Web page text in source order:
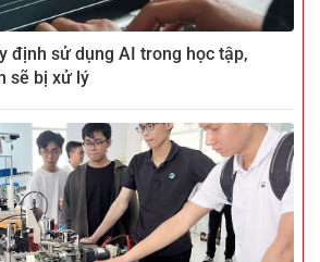
định sử dụng AI trong học tập,
sẽ bị xử lý